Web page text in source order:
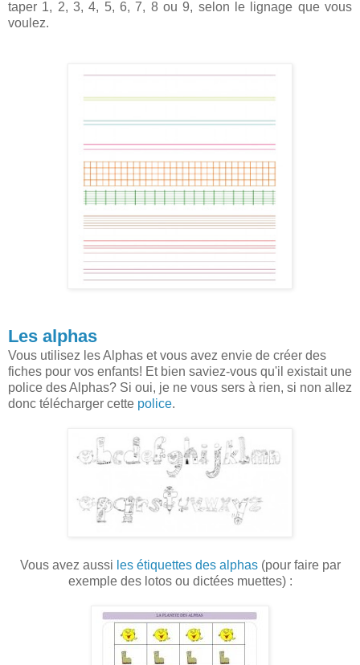
taper 1, 2, 3, 4, 5, 6, 7, 8 ou 9, selon le lignage que vous
voulez.
Les alphas
Vous utilisez les Alphas et vous avez envie de créer des
fiches pour vos enfants! Et bien saviez-vous qu'il existait une
police des Alphas? Si oui, je ne vous sers à rien, si non allez
donc télécharger cette police.
Vous avez aussi les étiquettes des alphas(pour faire par
exemple des lotos ou dictées muettes) :